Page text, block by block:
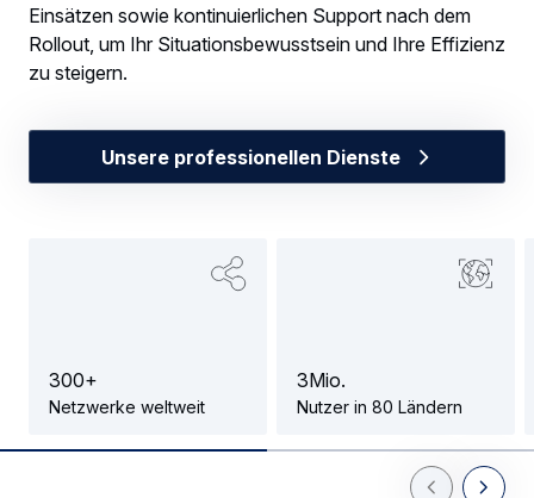
Einsätzen sowie kontinuierlichen Support nach dem
Rollout, um Ihr Situationsbewusstsein und Ihre Effizienz
zu steigern.
Unsere professionellen Dienste
300+
Netzwerke weltweit
3Mio.
Nutzer in 80 Ländern
PreviousNext